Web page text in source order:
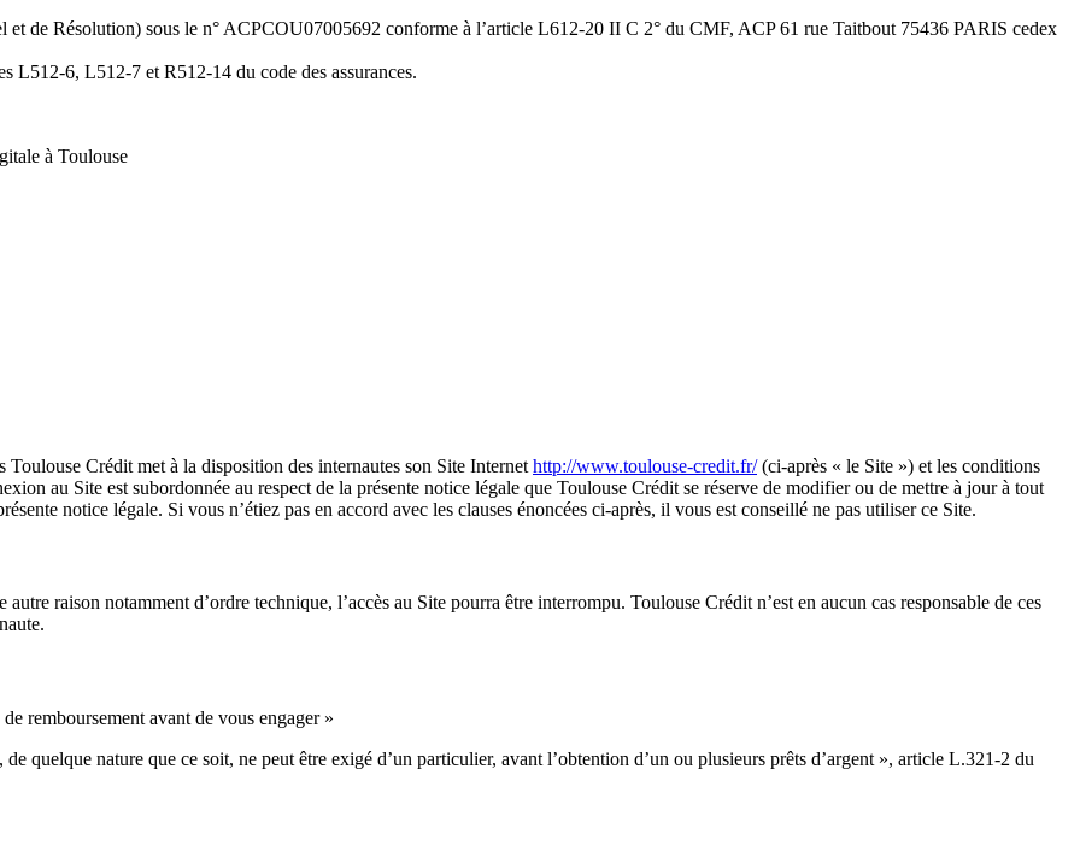
de Résolution) sous le n° ACPCOU07005692 conforme à l’article L612-20 II C 2° du CMF, ACP 61 rue Taitbout 75436 PARIS cedex
L512-6, L512-7 et R512-14 du code des assurances.
à Toulouse
Crédit met à la disposition des internautes son Site Internet http://www.toulouse-credit.fr/(ci-après « le Site ») et les conditions
au Site est subordonnée au respect de la présente notice légale que Toulouse Crédit se réserve de modifier ou de mettre à jour à tout
notice légale. Si vous n’étiez pas en accord avec les clauses énoncées ci-après, il vous est conseillé ne pas utiliser ce Site.
raison notamment d’ordre technique, l’accès au Site pourra être interrompu. Toulouse Crédit n’est en aucun cas responsable de ces
remboursement avant de vous engager »
quelque nature que ce soit, ne peut être exigé d’un particulier, avant l’obtention d’un ou plusieurs prêts d’argent », article L.321-2 du